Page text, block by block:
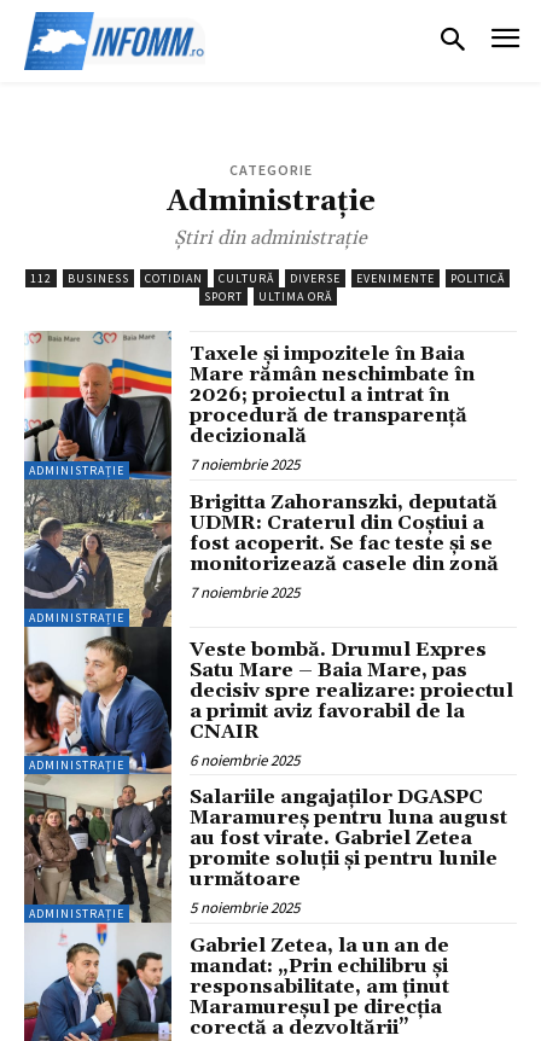
CATEGORIE
Administrație
Știri din administrație
112 BUSINESS COTIDIAN CULTURĂ DIVERSE EVENIMENTE
POLITICĂ
SPORT
ULTIMA ORĂ
ADMINISTRAȚIE
Taxele și impozitele în Baia
Mare rămân neschimbate în
2026; proiectul a intrat în
procedură de transparență
decizională
7 noiembrie 2025
ADMINISTRAȚIE
Brigitta Zahoranszki, deputată
UDMR: Craterul din Coștiui a
fost acoperit. Se fac teste și se
monitorizează casele din zonă
7 noiembrie 2025
ADMINISTRAȚIE
Veste bombă. Drumul Expres
Satu Mare – Baia Mare, pas
decisiv spre realizare: proiectul
a primit aviz favorabil de la
CNAIR
6 noiembrie 2025
ADMINISTRAȚIE
Salariile angajaților DGASPC
Maramureș pentru luna august
au fost virate. Gabriel Zetea
promite soluții și pentru lunile
următoare
5 noiembrie 2025
Gabriel Zetea, la un an de
mandat: „Prin echilibru și
responsabilitate, am ținut
Maramureșul pe direcția
corectă a dezvoltării”